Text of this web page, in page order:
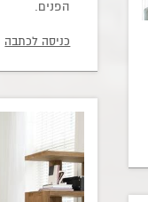
הפנים.
כניסה לכתבה